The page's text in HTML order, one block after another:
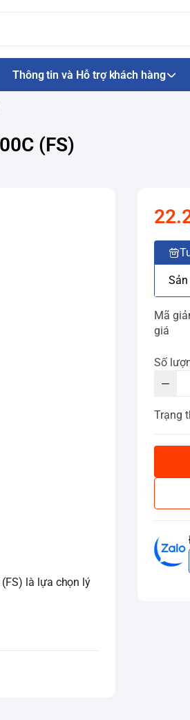
Thông tin và Hỗ trợ khách hàng
(FS)
Mã
giá
Số
Trạng
(FS) là lựa chọn lý